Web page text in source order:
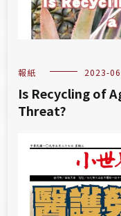
報紙 2023-
Is Recycling of
Threat?